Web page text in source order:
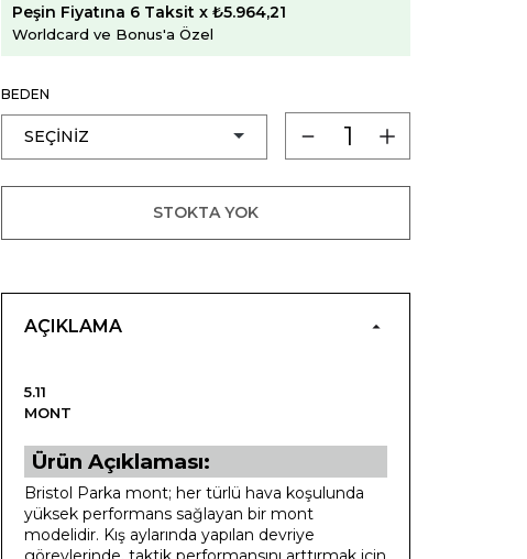
Peşin Fiyatına 6 Taksit x ₺5.964,21
Worldcard ve Bonus'a Özel
BEDEN
STOKTA YOK
AÇIKLAMA
5.11
MONT
Ürün Açıklaması:
Bristol Parka mont; her türlü hava koşulunda
yüksek performans sağlayan bir mont
modelidir. Kış aylarında yapılan devriye